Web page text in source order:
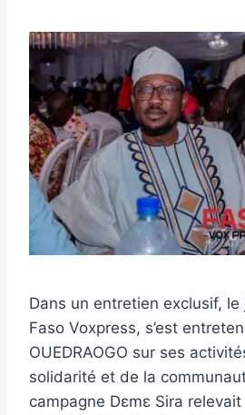
Dans un entretien exclusif, le
Faso Voxpress, s’est
OUEDRAOGO sur ses
solidarité et de la
campagne Dɛmɛ Sira